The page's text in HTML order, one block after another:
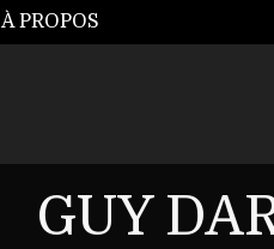
À PROPOS
GUY